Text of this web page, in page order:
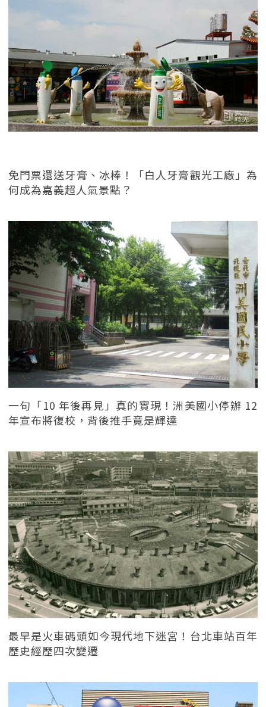
免門票還送牙膏、冰棒！「白人牙膏觀光工廠」為
何成為嘉義超人氣景點？
一句「10 年後再見」真的實現！洲美國小停辦 12
年宣布將復校，背後推手竟是輝達
最早是火車碼頭如今現代地下迷宮！台北車站百年
歷史經歷四次變遷